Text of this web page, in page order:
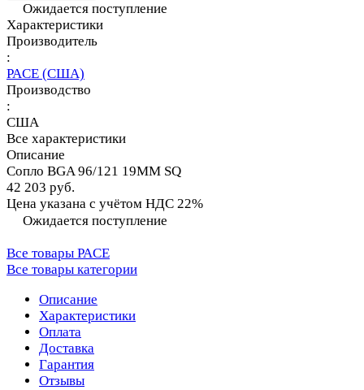
Ожидается поступление
Характеристики
Производитель
:
PACE (США)
Производство
:
США
Все характеристики
Описание
Сопло BGA 96/121 19MM SQ
42 203 руб.
Цена указана с учётом НДС 22%
Ожидается поступление
Все товары PACE
Все товары категории
Описание
Характеристики
Оплата
Доставка
Гарантия
Отзывы